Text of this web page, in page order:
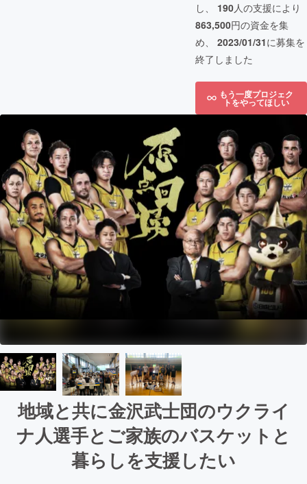
し、 190人の支援により
863,500円の資金を集
め、 2023/01/31に募集を
終了しました
もう一度プロジェク
トをやってほしい
地域と共に金沢武士団のウクライ
ナ人選手とご家族のバスケットと
暮らしを支援したい